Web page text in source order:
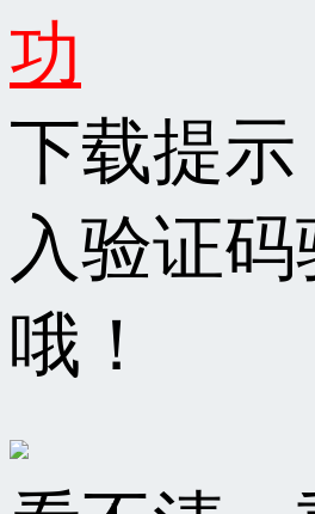
功
下载提示
入验证码
哦！